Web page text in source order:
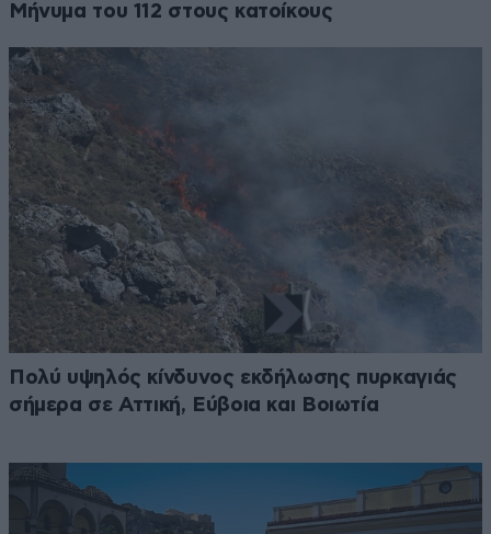
Μήνυμα του 112 στους κατοίκους
Πολύ υψηλός κίνδυνος εκδήλωσης πυρκαγιάς
σήμερα σε Αττική, Εύβοια και Βοιωτία